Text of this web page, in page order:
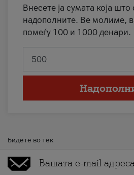
Внесете ја сумата која што
надополните. Ве молиме,
помеѓу 100 и 1000 денари.
Бидете во тек